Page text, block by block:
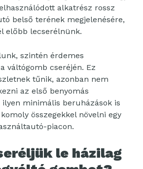
alkatrész rossz
belső terének megjelenésére,
előbb lecserélnünk.
szintén érdemes
váltógomb cseréjén. Ez
tűnik, azonban nem
az első benyomás
ilyen minimális beruházások is
összegekkel növelni egy
piacon.
le házilag